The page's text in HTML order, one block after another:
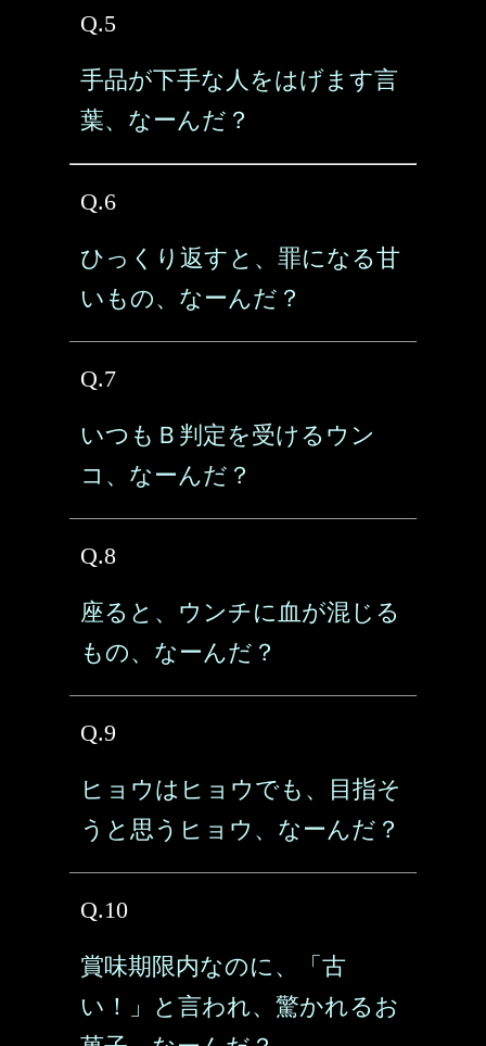
Q.5
手品が下手な人をはげます言
葉、なーんだ？
Q.6
ひっくり返すと、罪になる甘
いもの、なーんだ？
Q.7
いつもＢ判定を受けるウン
コ、なーんだ？
Q.8
座ると、ウンチに血が混じる
もの、なーんだ？
Q.9
ヒョウはヒョウでも、目指そ
うと思うヒョウ、なーんだ？
Q.10
賞味期限内なのに、「古
い！」と言われ、驚かれるお